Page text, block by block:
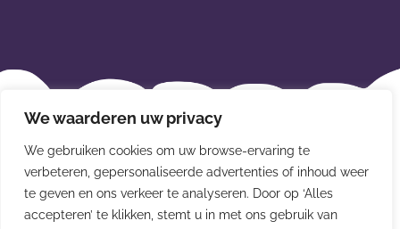
We waarderen uw privacy
We gebruiken cookies om uw browse-ervaring te
verbeteren, gepersonaliseerde advertenties of inhoud weer
te geven en ons verkeer te analyseren. Door op ‘Alles
accepteren’ te klikken, stemt u in met ons gebruik van
Beleidsverklaring
Privacybeleid
Disclaimer
Leveringsvoorwaarden